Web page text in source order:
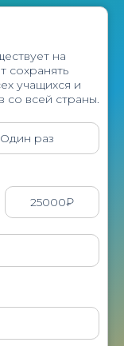
на
сохранять
учащихся и
со всей страны.
Один раз
25000₽